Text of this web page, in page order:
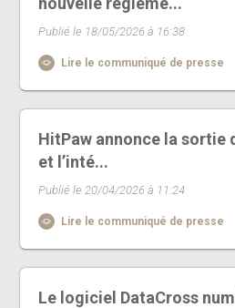
Publié le 18/05/2026 à 16:38
Lire le communiqué de presse
HitPaw annonce la sortie
et l’inté...
Publié le 20/04/2026 à 11:24
Lire le communiqué de presse
Le logiciel DataCross